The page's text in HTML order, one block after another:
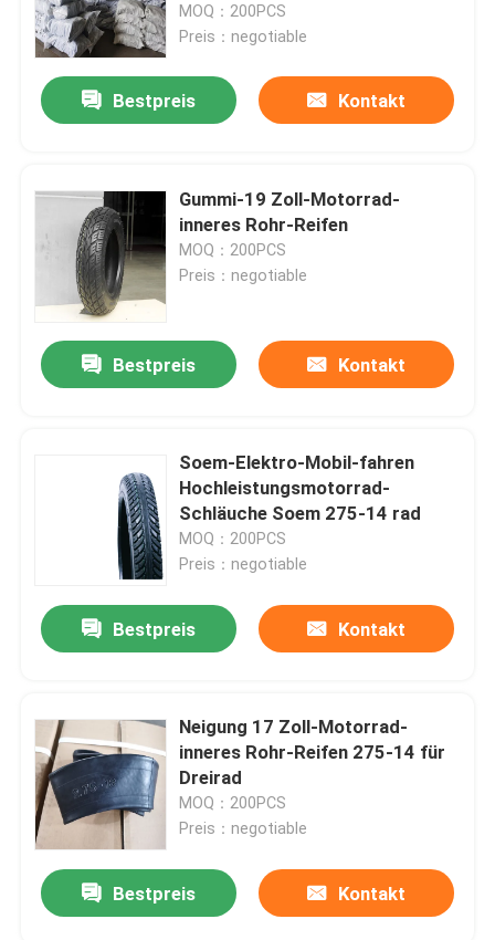
MOQ：200PCS
Preis：negotiable
Bestpreis Kontakt
Gummi-19 Zoll-Motorrad-
inneres Rohr-Reifen
MOQ：200PCS
Preis：negotiable
Bestpreis Kontakt
Soem-Elektro-Mobil-fahren
Hochleistungsmotorrad-
Schläuche Soem 275-14 rad
MOQ：200PCS
Preis：negotiable
Bestpreis Kontakt
Neigung 17 Zoll-Motorrad-
inneres Rohr-Reifen 275-14 für
Dreirad
MOQ：200PCS
Preis：negotiable
Bestpreis Kontakt